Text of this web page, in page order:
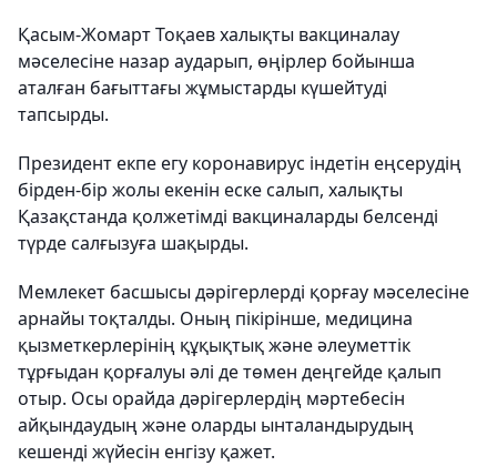
Қасым-Жомарт Тоқаев халықты вакциналау
мәселесіне назар аударып, өңірлер бойынша
аталған бағыттағы жұмыстарды күшейтуді
тапсырды.
Президент екпе егу коронавирус індетін еңсерудің
бірден-бір жолы екенін еске салып, халықты
Қазақстанда қолжетімді вакциналарды белсенді
түрде салғызуға шақырды.
Мемлекет басшысы дәрігерлерді қорғау мәселесіне
арнайы тоқталды. Оның пікірінше, медицина
қызметкерлерінің құқықтық және әлеуметтік
тұрғыдан қорғалуы әлі де төмен деңгейде қалып
отыр. Осы орайда дәрігерлердің мәртебесін
айқындаудың және оларды ынталандырудың
кешенді жүйесін енгізу қажет.